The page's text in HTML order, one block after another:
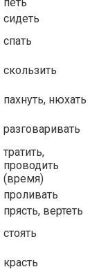
сидеть
спать
скользить
пахнуть, нюхать
разговаривать
тратить,
проводить
(время)
проливать
прясть, вертеть
стоять
красть